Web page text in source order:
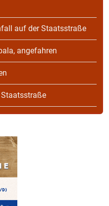
auf der Staatsstraße
angefahren